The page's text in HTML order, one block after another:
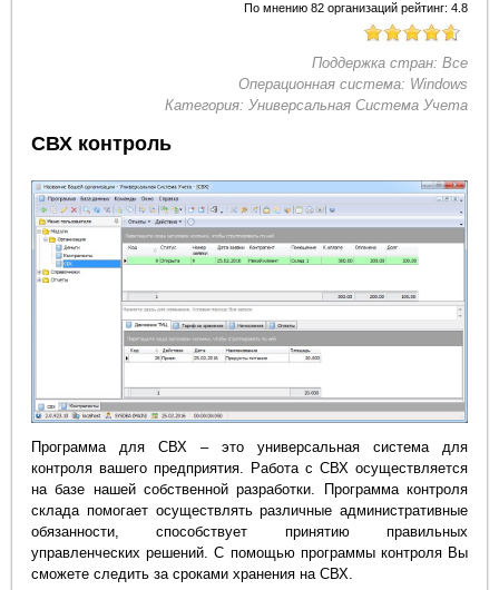
По мнению 82организаций рейтинг: 4.8
Поддержка стран: Все
Операционная система: Windows
Категория: Универсальная Система Учета
СВХ контроль
Программа для СВХ – это универсальная система для
контроля вашего предприятия. Работа с СВХ осуществляется
на базе нашей собственной разработки. Программа контроля
склада помогает осуществлять различные административные
обязанности, способствует принятию правильных
управленческих решений. С помощью программы контроля Вы
сможете следить за сроками хранения на СВХ.